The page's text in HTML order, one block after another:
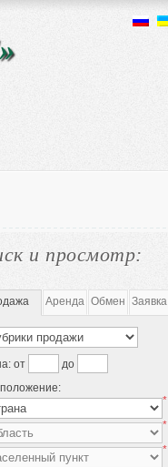
и просмотр:
Аренда Обмен Заявка
от
до
*
*
*